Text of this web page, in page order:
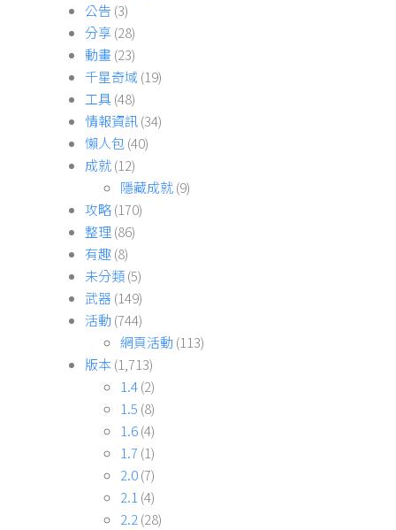
公告 (3)
分享(28)
動畫(23)
千星奇域 (19)
工具(48)
情報資訊(34)
懶人包(40)
成就(12)
隱藏成就(9)
攻略(170)
整理(86)
有趣(8)
未分類(5)
武器(149)
活動 (744)
網頁活動 (113)
版本 (1,713)
1.4(2)
1.5 (8)
1.6(4)
1.7 (1)
2.0(7)
2.1(4)
2.2(28)